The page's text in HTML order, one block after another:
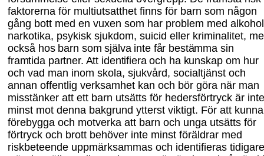
faktorerna för multiutsatthet finns för barn som någon
gång bott med en vuxen som har problem med
narkotika, psykisk sjukdom, suicid eller kriminalitet,
också hos barn som själva inte får bestämma sin
framtida partner. Att identifiera och ha kunskapom hur
och vad man inom skola, sjukvård, socialtjänst och
annan offentlig verksamhet kan och bör göra när man
misstänker att ett barn utsätts för hedersförtryck är inte
minst mot denna bakgrund ytterst viktigt. För att kunna
förebygga och motverka att barn och unga utsätts för
förtryck och brott behöver inte minst föräldrar med
riskbeteende uppmärksammas och identifieras